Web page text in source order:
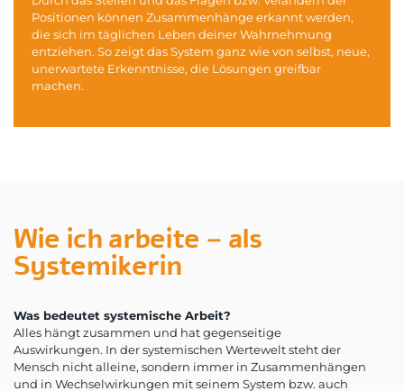
Positionen können Zusammenhänge erkannt werden,
die sich im täglichen Leben deiner Wahrnehmung
entziehen. So zeigt das System ganz wie von selbst, neue,
unerwartete Erkenntnisse, die Lösungen greifbar
machen.
Wie ich arbeite – als
Systemikerin
Was bedeutet systemische Arbeit?
Alles hängt zusammen und hat gegenseitige
Auswirkungen. In der systemischen Wertewelt steht der
Mensch nicht alleine, sondern immer in Zusammenhängen
und in Wechselwirkungen mit seinem System bzw. auch